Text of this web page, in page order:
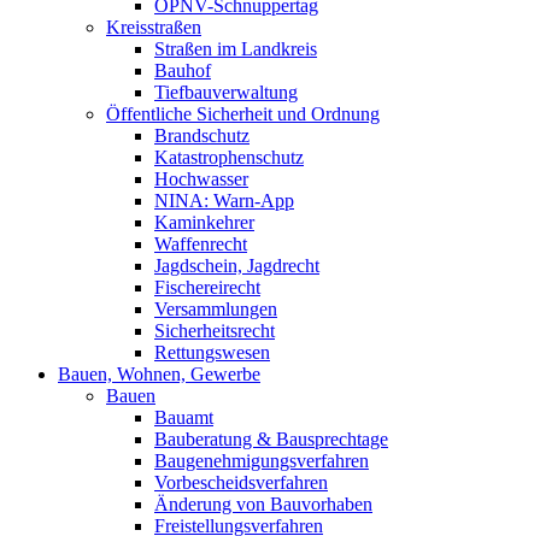
ÖPNV-Schnuppertag
Kreisstraßen
Straßen im Landkreis
Bauhof
Tiefbauverwaltung
Öffentliche Sicherheit und Ordnung
Brandschutz
Katastrophenschutz
Hochwasser
NINA: Warn-App
Kaminkehrer
Waffenrecht
Jagdschein, Jagdrecht
Fischereirecht
Versammlungen
Sicherheitsrecht
Rettungswesen
Bauen, Wohnen, Gewerbe
Bauen
Bauamt
Bauberatung & Bausprechtage
Baugenehmigungsverfahren
Vorbescheidsverfahren
Änderung von Bauvorhaben
Freistellungsverfahren